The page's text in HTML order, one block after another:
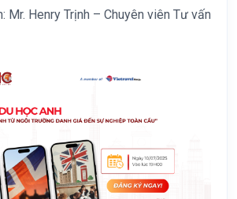
Mr. Henry Trịnh – Chuyên viên Tư vấn